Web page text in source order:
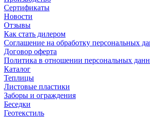
Сертификаты
Новости
Отзывы
Как стать дилером
Соглашение на обработку персональных
Договор оферта
Политика в отношении персональных
Каталог
Теплицы
Листовые пластики
Заборы и ограждения
Беседки
Геотекстиль